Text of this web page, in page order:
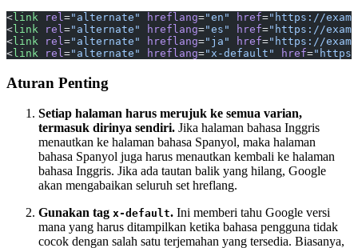
< link rel ="alternate" hreflang="en" href="https://
< link rel ="alternate" hreflang="es" href="https://
< link rel ="alternate" hreflang="ja" href="https://
< link rel ="alternate" hreflang="x-default" href=
Aturan Penting
Setiap halaman harus merujuk ke semua varian,
termasuk dirinya sendiri. Jika halaman bahasa Inggris
menautkan ke halaman bahasa Spanyol, maka halaman
bahasa Spanyol juga harus menautkan kembali ke halaman
bahasa Inggris. Jika ada tautan balik yang hilang, Google
akan mengabaikan seluruh set hreflang.
Gunakan tag x-default. Ini memberi tahu Google versi
mana yang harus ditampilkan ketika bahasa pengguna tidak
cocok dengan salah satu terjemahan yang tersedia. Biasanya,